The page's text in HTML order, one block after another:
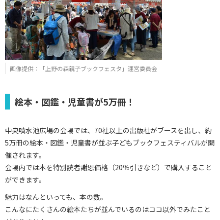
画像提供：「上野の森親子ブックフェスタ」運営委員会
絵本・図鑑・児童書が5万冊！
中央噴水池広場の会場では、70社以上の出版社がブースを出し、約
5万冊の絵本・図鑑・児童書が並ぶ子どもブックフェスティバルが開
催されます。
会場内では本を特別読者謝恩価格（20％引きなど）で購入すること
ができます。
魅力はなんといっても、本の数。
こんなにたくさんの絵本たちが並んでいるのはココ以外でみたこと